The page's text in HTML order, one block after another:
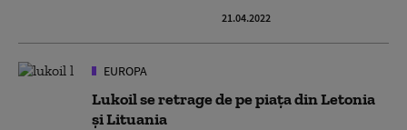
21.04.2022
EUROPA
Lukoil se retrage de pe piața din Letonia
și Lituania